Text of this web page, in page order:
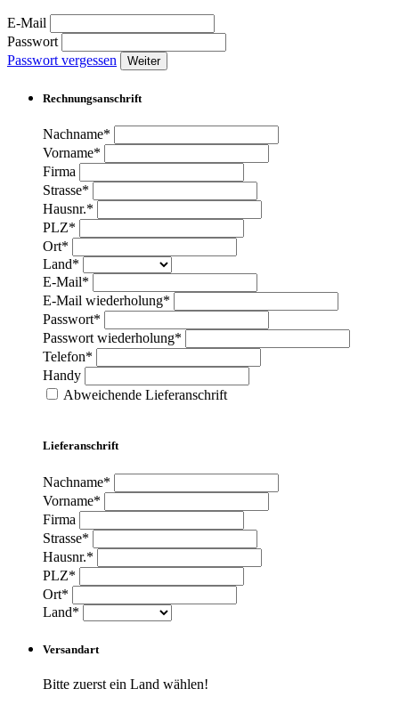
E-Mail
Passwort
Passwort vergessen
Weiter
Rechnungsanschrift
Nachname*
Vorname*
Firma
Strasse*
Hausnr.*
PLZ*
Ort*
Land*
E-Mail*
E-Mail wiederholung*
Passwort*
Passwort wiederholung*
Telefon*
Handy
Abweichende Lieferanschrift
Lieferanschrift
Nachname*
Vorname*
Firma
Strasse*
Hausnr.*
PLZ*
Ort*
Land*
Versandart
Bitte zuerst ein Land wählen!